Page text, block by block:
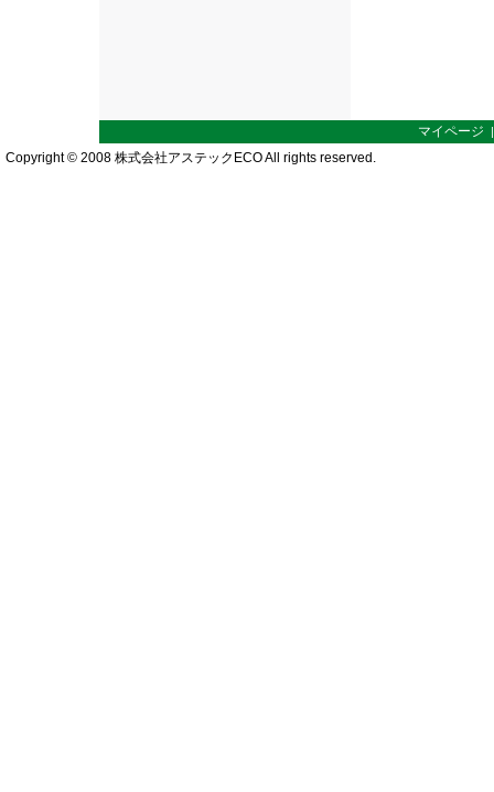
マイページ
Copyright © 2008 株式会社アステックECO All rights reserved.